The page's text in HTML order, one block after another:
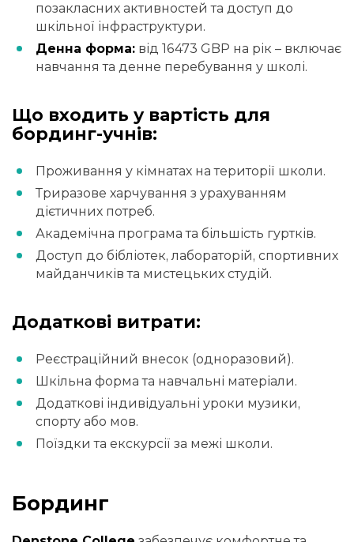
позакласних активностей та доступ до
шкільної інфраструктури.
Денна форма: від 16473 GBP на рік – включає
навчання та денне перебування у школі.
Що входить у вартість для
бординг-учнів:
Проживання у кімнатах на території школи.
Триразове харчування з урахуванням
дієтичних потреб.
Академічна програма та більшість гуртків.
Доступ до бібліотек, лабораторій, спортивних
майданчиків та мистецьких студій.
Додаткові витрати:
Реєстраційний внесок (одноразовий).
Шкільна форма та навчальні матеріали.
Додаткові індивідуальні уроки музики,
спорту або мов.
Поїздки та екскурсії за межі школи.
Бординг